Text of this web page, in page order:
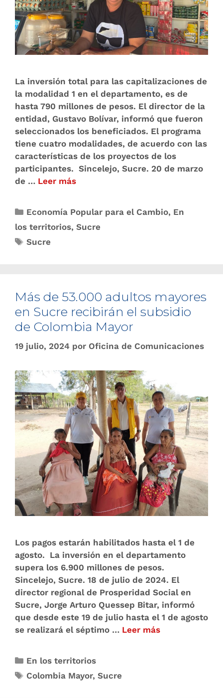
La inversión total para las capitalizaciones de
la modalidad 1 en el departamento, es de
hasta 790 millones de pesos. El director de la
entidad, Gustavo Bolívar, informó que fueron
seleccionados los beneficiados. El programa
tiene cuatro modalidades, de acuerdo con las
características de los proyectos de los
participantes. Sincelejo, Sucre. 20 de marzo
de … Leer más
Economía Popular para el Cambio, En
los territorios, Sucre
Sucre
Más de 53.000 adultos mayores
en Sucre recibirán el subsidio
de Colombia Mayor
19 julio, 2024 por Oficina de Comunicaciones
Los pagos estarán habilitados hasta el 1 de
agosto. La inversión en el departamento
supera los 6.900 millones de pesos.
Sincelejo, Sucre. 18 de julio de 2024. El
director regional de Prosperidad Social en
Sucre, Jorge Arturo Quessep Bitar, informó
que desde este 19 de julio hasta el 1 de agosto
se realizará el séptimo … Leer más
En los territorios
Colombia Mayor,Sucre